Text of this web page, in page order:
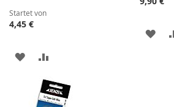
Startet von
4,45 €
ZUR
WUNSCHLISTE
HINZUFÜGEN
HINZUFÜGEN
ZUR